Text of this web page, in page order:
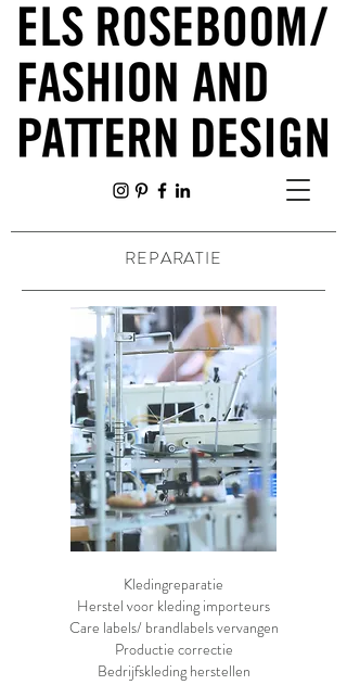
REPARATIE
Kledingreparatie
Herstel voor kleding importeurs
Care labels/ brandlabels vervangen
Productie correctie
Bedrijfskleding herstellen